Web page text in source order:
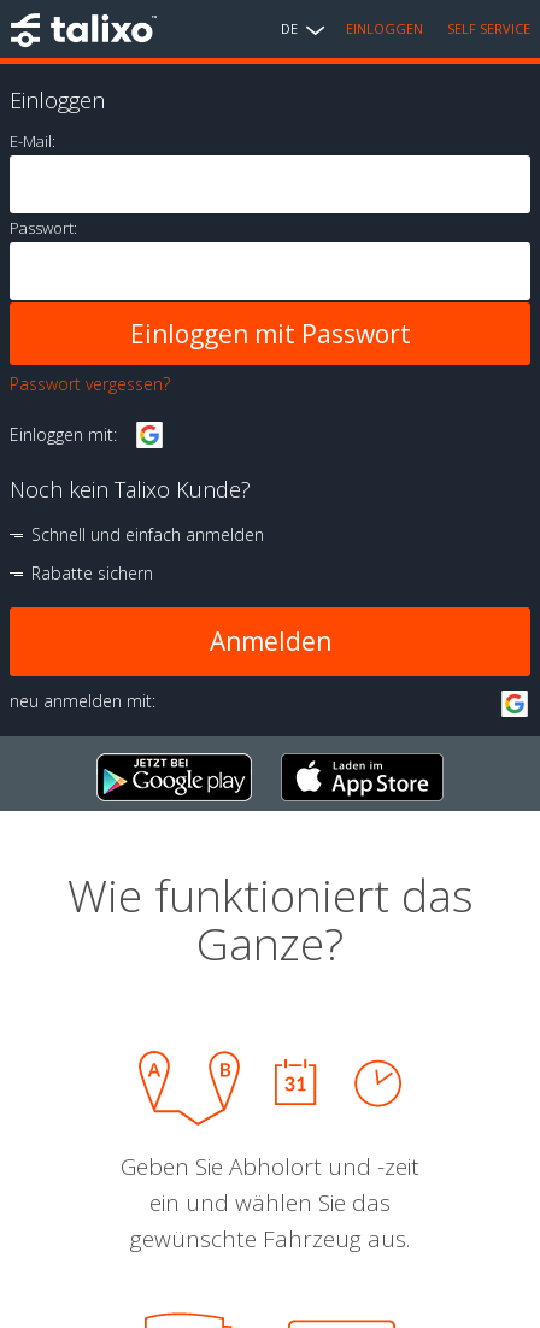
DE EINLOGGEN SELF SERVICE
Einloggen
E-Mail:
Passwort:
Passwort vergessen?
Einloggen mit:
Noch kein Talixo Kunde?
Schnell und einfach anmelden
Rabatte sichern
Anmelden
neu anmelden mit:
Wie funktioniert das
Ganze?
Geben Sie Abholort und -zeit
ein und wählen Sie das
gewünschte Fahrzeug aus.